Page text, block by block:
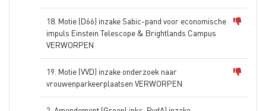
18. Motie (D66) inzake Sabic-pand voor economische
impuls Einstein Telescope & Brightlands Campus
VERWORPEN
19. Motie (VVD) inzake onderzoek naar
vrouwenparkeerplaatsen VERWORPEN